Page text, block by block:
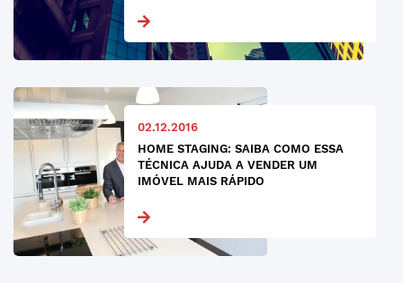
02.12.2016
HOME STAGING: SAIBA COMO ESSA
TÉCNICA AJUDA A VENDER UM
IMÓVEL MAIS RÁPIDO